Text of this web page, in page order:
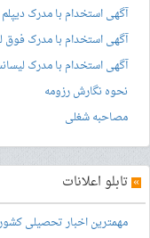
آگهی استخدام با مدرک دیپلم
آگهی استخدام با مدرک فوق
آگهی استخدام با مدرک
نحوه نگارش رزومه
مصاحبه شغلی
» تابلو اعلانات
مهمترین اخبار تحصیلی کشور